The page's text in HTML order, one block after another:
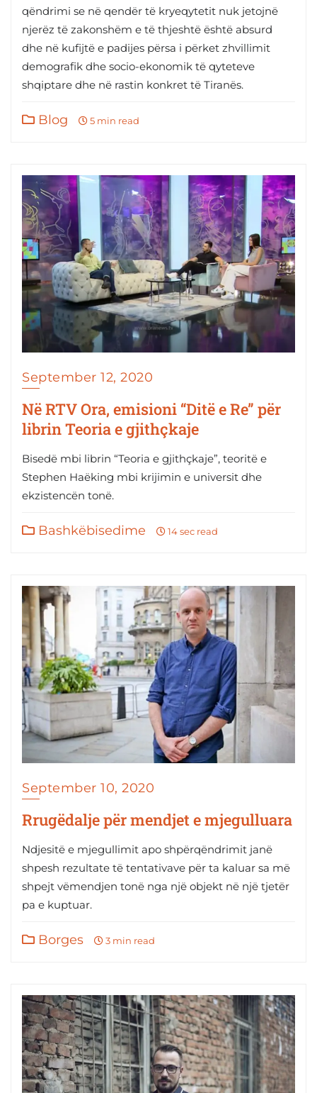
qëndrimi se në qendër të kryeqytetit nuk jetojnë
njerëz të zakonshëm e të thjeshtë është absurd
dhe në kufijtë e padijes përsa i përket zhvillimit
demografik dhe socio-ekonomik të qyteteve
shqiptare dhe në rastin konkret të Tiranës.
Blog 5 min read
September 12, 2020
Në RTV Ora, emisioni “Ditë e Re” për
librin Teoria e gjithçkaje
Bisedë mbi librin “Teoria e gjithçkaje”, teoritë e
Stephen Haëking mbi krijimin e universit dhe
ekzistencën tonë.
Bashkëbisedime 14 sec read
September 10, 2020
Rrugëdalje për mendjet e mjegulluara
Ndjesitë e mjegullimit apo shpërqëndrimit janë
shpesh rezultate të tentativave për ta kaluar sa më
shpejt vëmendjen tonë nga një objekt në një tjetër
pa e kuptuar.
Borges 3 min read